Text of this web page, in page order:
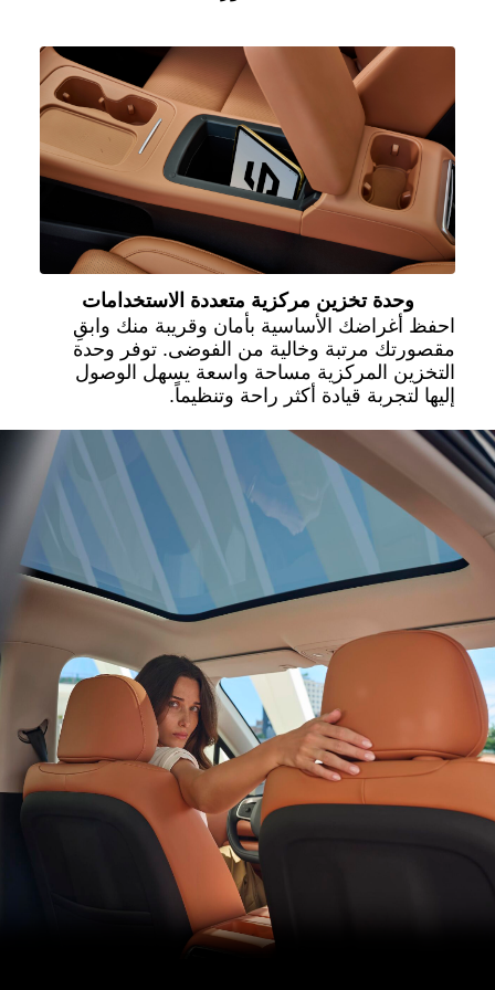
وحدة تخزين مركزية متعددة الاستخدامات
احفظ أغراضك الأساسية بأمان وقريبة منك وابقِ
مقصورتك مرتبة وخالية من الفوضى. توفر وحدة
التخزين المركزية مساحة واسعة يسهل الوصول
إليها لتجربة قيادة أكثر راحة وتنظيماً.